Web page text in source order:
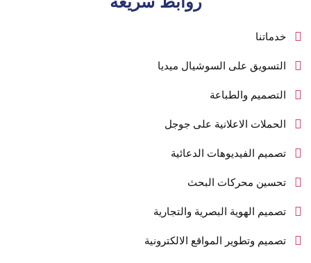
خدماتنا
التسويق على السوشيال ميديا
التصميم والطباعة
الحملات الاعلانية على جوجل
تصميم الفيديوهات الدعائية
تحسين محركات البحث
تصميم الهوية البصرية والتجارية
تصميم وتطوير المواقع الالكترونية